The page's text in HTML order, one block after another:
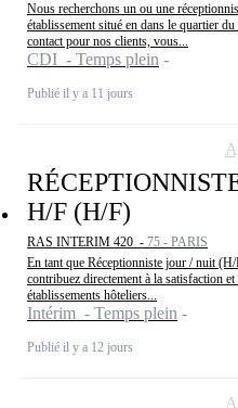
Nous recherchons un ou une
établissement situé en dans le quartier
contact pour nos clients, vous...
CDI - Temps plein
Publié il y a 11 jours
H/F (H/F)
RAS INTERIM 420 - 75 - PARIS
En tant que Réceptionniste jour / nuit
contribuez directement à la satisfaction
établissements hôteliers...
Intérim - Temps plein
Publié il y a 12 jours